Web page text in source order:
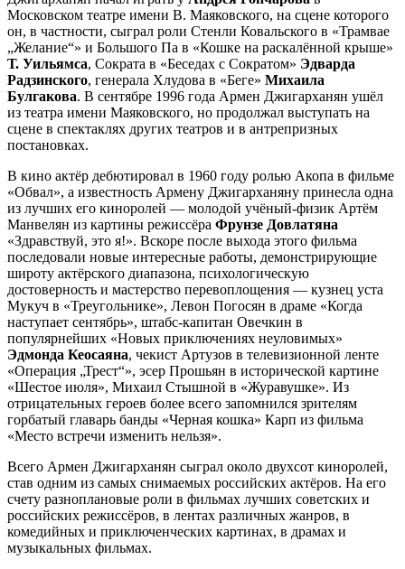
Московском театре имени В. Маяковского, на сцене которого
он, в частности, сыграл роли Стенли Ковальского в «Трамвае
„Желание“» и Большого Па в «Кошке на раскалённой крыше»
Т. Уильямса, Сократа в «Беседах с Сократом» Эдварда
Радзинского, генерала Хлудова в «Беге» Михаила
Булгакова. В сентябре 1996 года Армен Джигарханян ушёл
из театра имени Маяковского, но продолжал выступать на
сцене в спектаклях других театров и в антрепризных
постановках.
В кино актёр дебютировал в 1960 году ролью Акопа в фильме
«Обвал», а известность Армену Джигарханяну принесла одна
из лучших его киноролей — молодой учёный-физик Артём
Манвелян из картины режиссёра Фрунзе Довлатяна
«Здравствуй, это я!». Вскоре после выхода этого фильма
последовали новые интересные работы, демонстрирующие
широту актёрского диапазона, психологическую
достоверность и мастерство перевоплощения — кузнец уста
Мукуч в «Треугольнике», Левон Погосян в драме «Когда
наступает сентябрь», штабс-капитан Овечкин в
популярнейших «Новых приключениях неуловимых»
Эдмонда Кеосаяна, чекист Артузов в телевизионной ленте
«Операция „Трест“», эсер Прошьян в исторической картине
«Шестое июля», Михаил Стышной в «Журавушке». Из
отрицательных героев более всего запомнился зрителям
горбатый главарь банды «Черная кошка» Карп из фильма
«Место встречи изменить нельзя».
Всего Армен Джигарханян сыграл около двухсот киноролей,
став одним из самых снимаемых российских актёров. На его
счету разноплановые роли в фильмах лучших советских и
российских режиссёров, в лентах различных жанров, в
комедийных и приключенческих картинах, в драмах и
музыкальных фильмах.